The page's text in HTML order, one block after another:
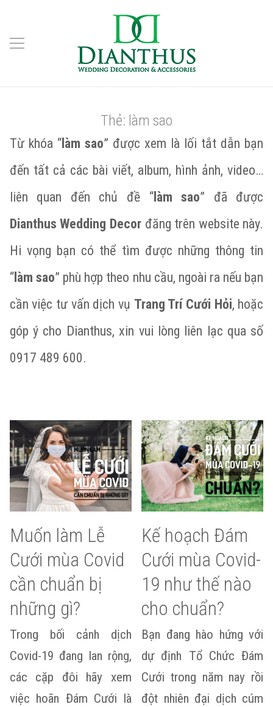
Thẻ: làm sao
Từ khóa “làm sao” được xem là lối tắt dẫn bạn
đến tất cả các bài viết, album, hình ảnh, video…
liên quan đến chủ đề “làm sao” đã được
Dianthus Wedding Decorđăng trên website này.
Hi vọng bạn có thể tìm được những thông tin
“làm sao” phù hợp theo nhu cầu, ngoài ra nếu bạn
cần việc tư vấn dịch vụ Trang Trí Cưới Hỏi, hoặc
góp ý cho Dianthus, xin vui lòng liên lạc qua số
0917 489 600.
Muốn làm Lễ
Cưới mùa Covid
cần chuẩn bị
những gì?
Trong bối cảnh dịch
Covid-19 đang lan rộng,
các cặp đôi hãy xem
việc hoãn Đám Cưới là
Kế hoạch Đám
Cưới mùa Covid-
19 như thế nào
cho chuẩn?
Bạn đang hào hứng với
dự định Tổ Chức Đám
Cưới trong năm nay rồi
đột nhiên đại dịch cúm